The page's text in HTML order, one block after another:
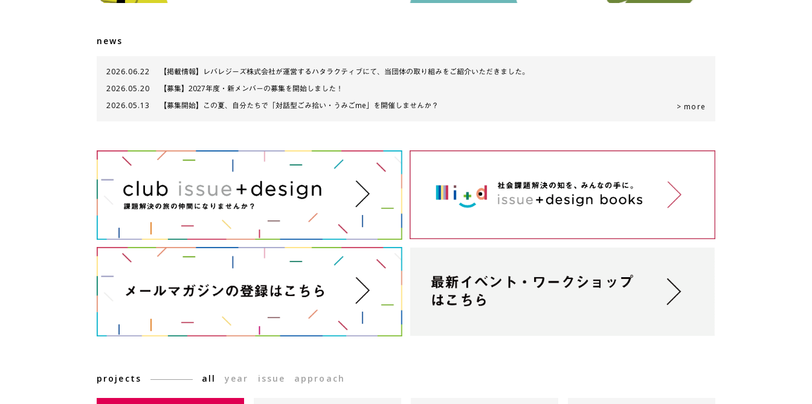
news
2026.06.22
【掲載情報】レバレジーズ株式会社が運営するハタラクティブにて、当団体の取り組みをご紹介いただきました。
2026.05.20
【募集】2027年度・新メンバーの募集を開始しました！
2026.05.13
【募集開始】この夏、自分たちで「対話型ごみ拾い・うみごme」を開催しませんか？ > more
projects all year issue approach